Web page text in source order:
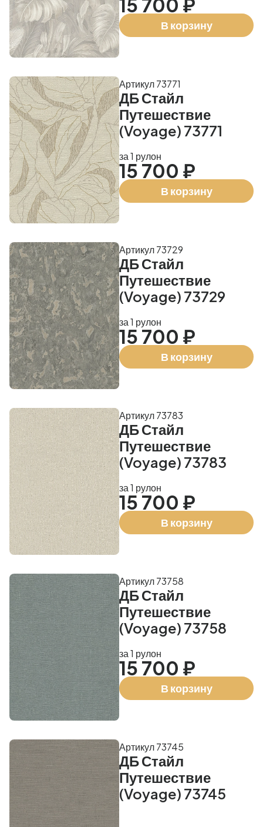
15 700 ₽
В корзину
ДБ Стайл
Путешествие
(Voyage) 73771
Артикул 73771
за 1 рулон
15 700 ₽
В корзину
ДБ Стайл
Путешествие
(Voyage) 73729
Артикул 73729
за 1 рулон
15 700 ₽
В корзину
ДБ Стайл
Путешествие
(Voyage) 73783
Артикул 73783
за 1 рулон
15 700 ₽
В корзину
ДБ Стайл
Путешествие
(Voyage) 73758
Артикул 73758
за 1 рулон
15 700 ₽
В корзину
ДБ Стайл
Путешествие
(Voyage) 73745
Артикул 73745